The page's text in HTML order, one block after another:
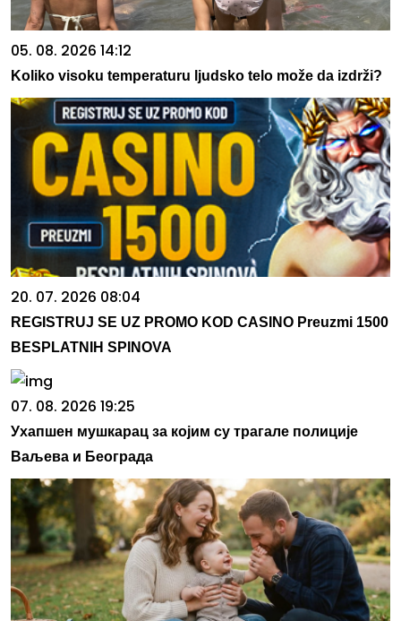
05. 08. 2026 14:12
Koliko visoku temperaturu ljudsko telo može da izdrži?
20. 07. 2026 08:04
REGISTRUJ SE UZ PROMO KOD CASINO Preuzmi 1500
BESPLATNIH SPINOVA
07. 08. 2026 19:25
Ухапшен мушкарац за којим су трагале полиције
Ваљева и Београда